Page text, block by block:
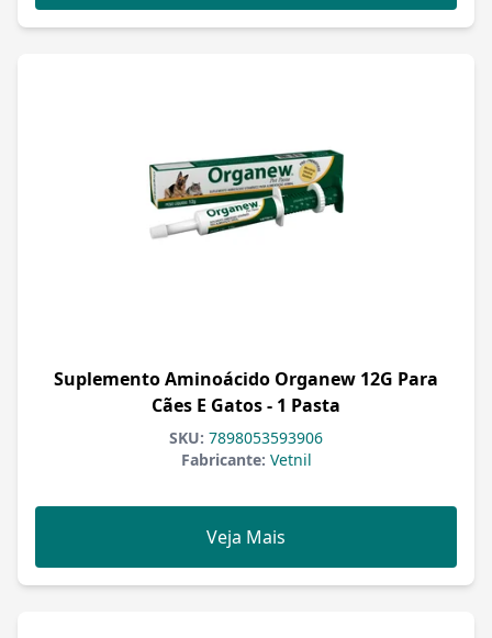
Suplemento Aminoácido Organew 12G Para
Cães E Gatos - 1 Pasta
SKU: 7898053593906
Fabricante: Vetnil
Veja Mais